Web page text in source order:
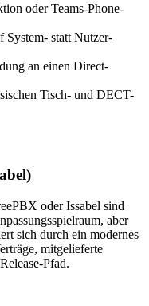
oder Teams-Phone-
System- statt Nutzer-
an einen Direct-
Tisch- und DECT-
oder Issabel sind
aber
sich durch ein modernes
mitgelieferte
Pfad.